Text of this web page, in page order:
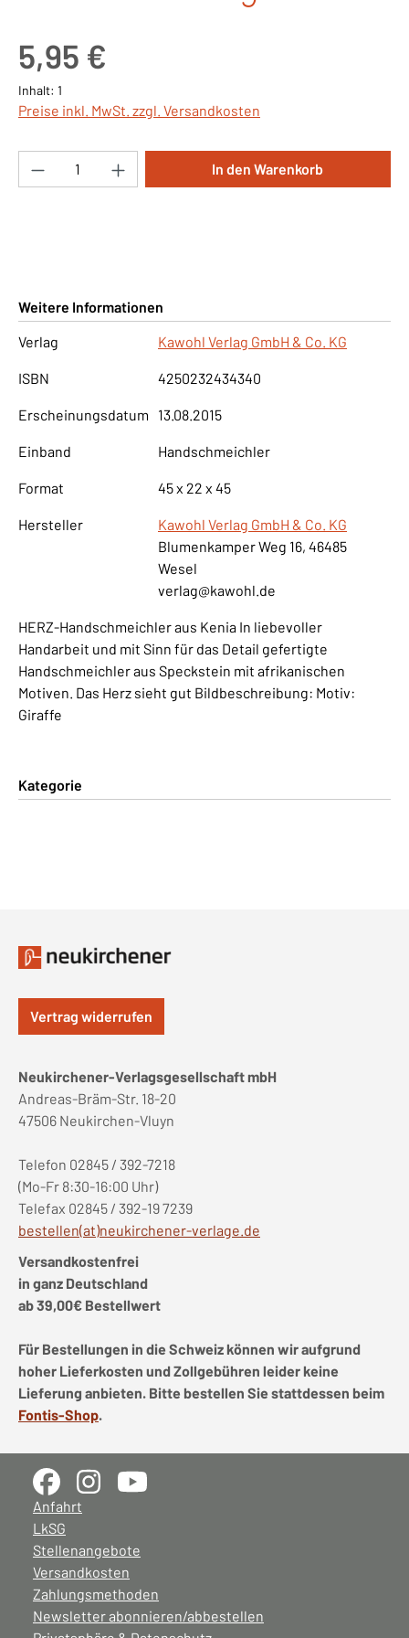
5,95 €
Inhalt: 1
Preise inkl. MwSt. zzgl. Versandkosten
Produkt Anzahl: Gib den gewünschten
In den Warenkorb
Weitere Informationen
Verlag
Kawohl Verlag GmbH & Co. KG
ISBN 4250232434340
Erscheinungsdatum 13.08.2015
Einband Handschmeichler
Format 45 x 22 x 45
Hersteller
Kawohl Verlag GmbH & Co. KG
Blumenkamper Weg 16, 46485
Wesel
verlag@kawohl.de
HERZ-Handschmeichler aus Kenia In liebevoller
Handarbeit und mit Sinn für das Detail gefertigte
Handschmeichler aus Speckstein mit afrikanischen
Motiven. Das Herz sieht gut Bildbeschreibung: Motiv:
Giraffe
Kategorie
Vertrag widerrufen
Neukirchener-Verlagsgesellschaft mbH
Andreas-Bräm-Str. 18-20
47506 Neukirchen-Vluyn
Telefon 02845 / 392-7218
(Mo-Fr 8:30-16:00 Uhr)
Telefax 02845 / 392-19 7239
bestellen(at)neukirchener-verlage.de
Versandkostenfrei
in ganz Deutschland
ab 39,00€ Bestellwert
Für Bestellungen in die Schweiz können wir aufgrund
hoher Lieferkosten und Zollgebühren leider keine
Lieferung anbieten. Bitte bestellen Sie stattdessen beim
Fontis-Shop.
Anfahrt
LkSG
Stellenangebote
Versandkosten
Zahlungsmethoden
Newsletter abonnieren/abbestellen